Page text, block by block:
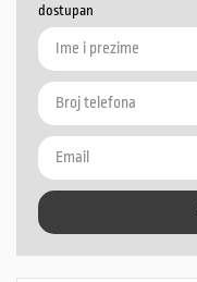
dostupan